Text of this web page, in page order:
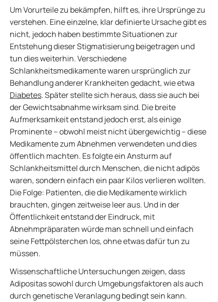
Um Vorurteile zu bekämpfen, hilft es, ihre Ursprünge zu
verstehen. Eine einzelne, klar definierte Ursache gibt es
nicht, jedoch haben bestimmte Situationen zur
Entstehung dieser Stigmatisierung beigetragen und
tun dies weiterhin. Verschiedene
Schlankheitsmedikamente waren ursprünglich zur
Behandlung anderer Krankheiten gedacht, wie etwa
Diabetes. Später stellte sich heraus, dass sie auch bei
der Gewichtsabnahme wirksam sind. Die breite
Aufmerksamkeit entstand jedoch erst, als einige
Prominente – obwohl meist nicht übergewichtig – diese
Medikamente zum Abnehmen verwendeten und dies
öffentlich machten. Es folgte ein Ansturm auf
Schlankheitsmittel durch Menschen, die nicht adipös
waren, sondern einfach ein paar Kilos verlieren wollten.
Die Folge: Patienten, die die Medikamente wirklich
brauchten, gingen zeitweise leer aus. Und in der
Öffentlichkeit entstand der Eindruck, mit
Abnehmpräparaten würde man schnell und einfach
seine Fettpölsterchen los, ohne etwas dafür tun zu
müssen.
Wissenschaftliche Untersuchungen zeigen, dass
Adipositas sowohl durch Umgebungsfaktoren als auch
durch genetische Veranlagung bedingt sein kann.